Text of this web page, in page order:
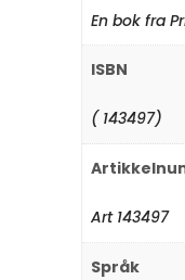
En bok fra
ISBN
( 143497)
Art 143497
Språk